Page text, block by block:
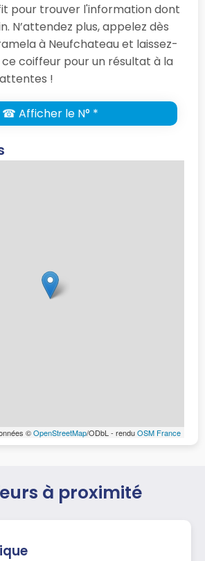
pour trouver l'information dont
N’attendez plus, appelez dès
à Neufchateau et laissez-
coiffeur pour un résultat à la
!
☎ Afficher le N° *
©OpenStreetMap/ODbL - renduOSM France
à proximité